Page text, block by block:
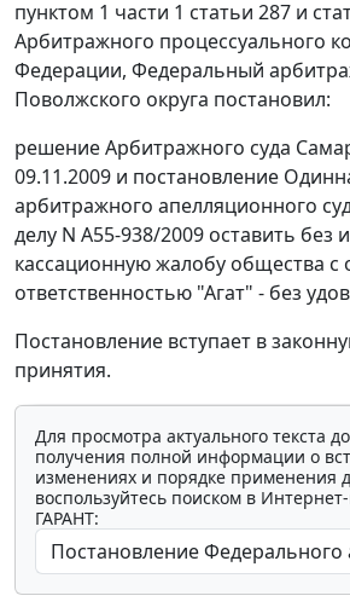
пунктом 1 части 1 статьи 287 и
Арбитражного процессуального
Федерации, Федеральный
Поволжского округа постановил:
решение Арбитражного суда
09.11.2009 и постановление
арбитражного апелляционного
делу N А55-938/2009 оставить без
кассационную жалобу общества с
ответственностью "Агат" - без
Постановление вступает в
принятия.
Для просмотра актуального текста
получения полной информации о
изменениях и порядке применения
воспользуйтесь поиском в
ГАРАНТ: